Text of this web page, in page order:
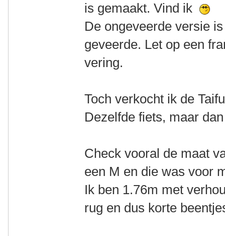
is gemaakt. Vind ik
De ongeveerde versie
geveerde. Let op een
vering.
Toch verkocht ik de
Dezelfde fiets, maar
Check vooral de maat
een M en die was voor
Ik ben 1.76m met
rug en dus korte